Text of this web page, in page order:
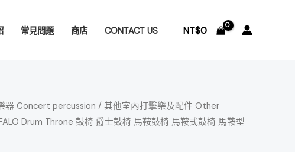
常見問題 商店 CONTACT US NT$0
器 Concert percussion / 其他室內打擊樂及配件 Other
Drum Throne 鼓椅 爵士鼓椅 馬鞍鼓椅 馬鞍式鼓椅 馬鞍型